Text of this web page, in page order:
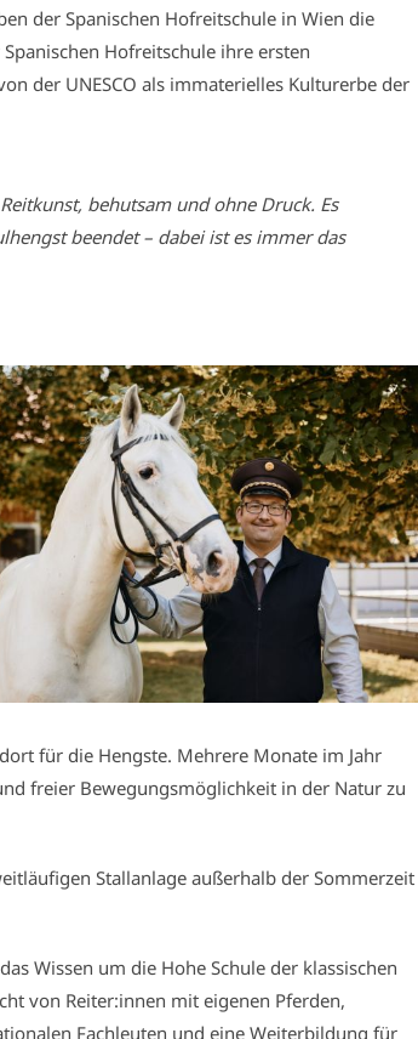
der Spanischen Hofreitschule in Wien die
Hofreitschule ihre ersten
der UNESCO als immaterielles Kulturerbe der
behutsam und ohne Druck. Es
beendet – dabei ist es immer das
für die Hengste. Mehrere Monate im Jahr
freier Bewegungsmöglichkeit in der Natur zu
Stallanlage außerhalb der Sommerzeit
Wissen um die Hohe Schule der klassischen
von Reiter:innen mit eigenen Pferden,
Fachleuten und eine Weiterbildung für